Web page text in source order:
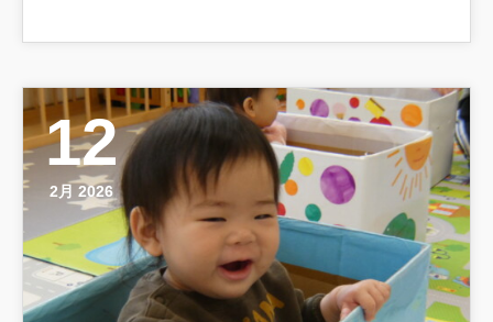
12
2月 2026